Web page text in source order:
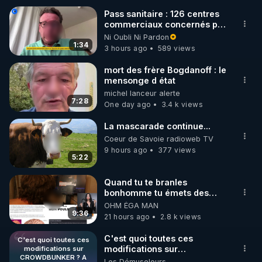
🌱 INSTAGRAM
https://www.instagram.com/rdlr_thierrycasasnovas/
http://rgnr.li/instagram
🌱 LA NEWSLETTER
Pour ne pas rater l’actualité RGNR (stages,
http://rgnr.li/news
🌱 VIDÉOS NON CENSURÉES SUR ODYSEE
Toutes les vidéos Youtube sont aussi sur la
http://rgnr.li/odysee
🌱 LES STAGES EN PRÉSENTIEL
1:34
Pass sanitaire : 126 centres
commerciaux concernés par
l'obligation dans toute la
France
Ni Oubli Ni Pardon
3 hours ago
589 views
7:28
mort des frère Bogdanoff : le
mensonge d état
michel lanceur alerte
One day ago
3.4 k views
5:22
La mascarade continue...
Coeur de Savoie radioweb TV
9 hours ago
377 views
9:36
Quand tu te branles
bonhomme tu émets des
ondes ils ont juste omis de
t'expliquer
OHM ÉGA MAN
21 hours ago
2.8 k views
C'est quoi toutes ces
modifications sur
CROWDBUNKER ? A
C'est quoi toutes ces
modifications sur
CROWDBUNKER ? A peine